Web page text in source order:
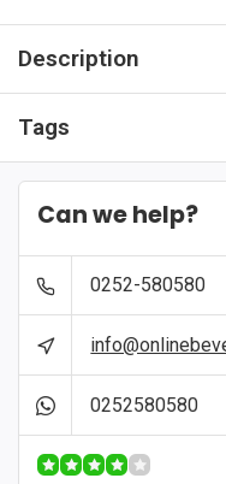
Description
Tags
Can we help?
0252-580580
0252580580